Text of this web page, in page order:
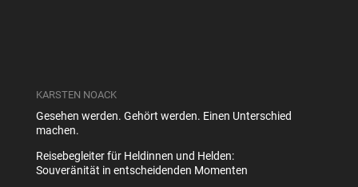
KARSTEN NOACK
Gesehen werden. Gehört werden. Einen Unterschied
machen.
Reisebegleiter für Heldinnen und Helden:
Souveränität in entscheidenden Momenten